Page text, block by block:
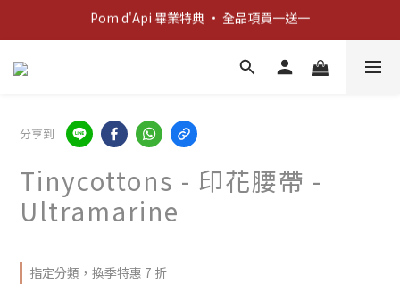
新客歡迎禮：輸入 "welcome10" 享首單九折！
Pom d'Api 畢業特典 · 全品項買一送一
分享到
Tinycottons - 印花腰帶 -
Ultramarine
指定分類，換季特惠 7 折